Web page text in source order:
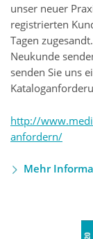
unser neuer
registrierten
Tagen
Neukunde
senden Sie uns
http://
anfordern/
Mehr